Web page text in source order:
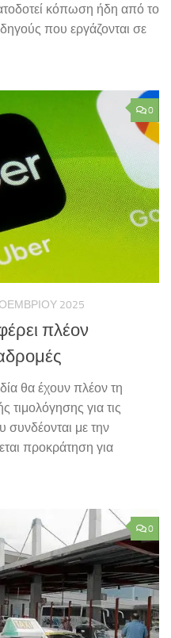
κόπωση ήδη από το
που εργάζονται σε
0
2025
πλέον
θα έχουν πλέον τη
τιμολόγησης για τις
συνδέονται με την
προκράτηση για
0